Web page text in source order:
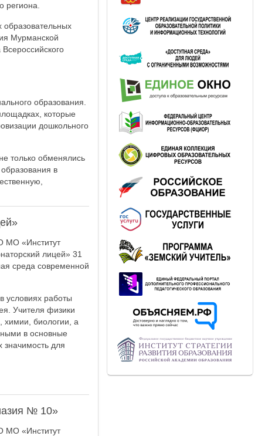
региона.
Мурманской
образования.
которые
дошкольного
только обменялись
в
МО «Институт
лицей» 31
среда современной
условиях работы
Учителя физики
химии, биологии, а
в основные
для
№ 10»
МО «Институт